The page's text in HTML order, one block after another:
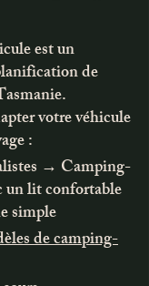
est un
de
votre véhicule
:
→ Camping-
un lit confortable
simple
de camping-